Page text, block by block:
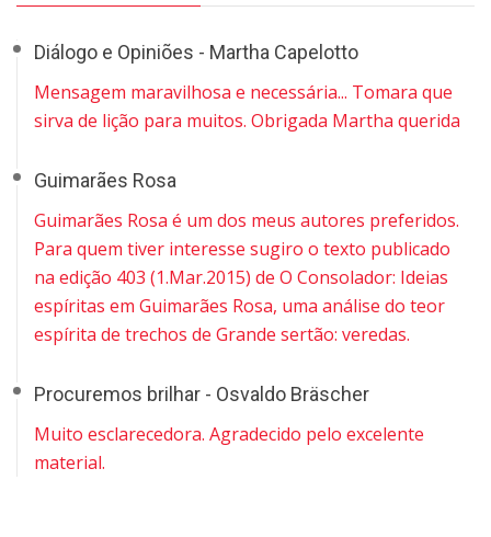
Diálogo e Opiniões - Martha Capelotto
Mensagem maravilhosa e necessária... Tomara que
sirva de lição para muitos. Obrigada Martha querida
Guimarães Rosa
Guimarães Rosa é um dos meus autores preferidos.
Para quem tiver interesse sugiro o texto publicado
na edição 403 (1.Mar.2015) de O Consolador: Ideias
espíritas em Guimarães Rosa, uma análise do teor
espírita de trechos de Grande sertão: veredas.
Procuremos brilhar - Osvaldo Bräscher
Muito esclarecedora. Agradecido pelo excelente
material.